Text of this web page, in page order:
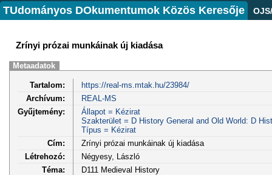
TUdományos DOkumentumok Közös Keresője
Zrínyi prózai munkáinak új kiadása
Metaadatok
Tartalom:
https://real-ms.mtak.hu/23984/
Archívum:
REAL-MS
Gyűjtemény:
Állapot = Kézirat
Szakterület = D History General and Old World: D
Típus = Kézirat
Cím:
Zrínyi prózai munkáinak új kiadása
Létrehozó:
Négyesy, László
Téma:
D111 Medieval History